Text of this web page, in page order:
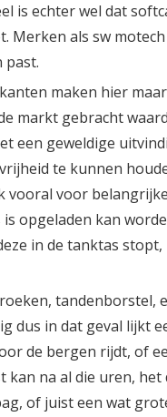
is echter wel dat
Merken als sw
past.
maken hier
markt gebracht
een geweldige
te kunnen
vooral voor
opgeladen kan
in de tanktas stopt,
tandenborstel,
dus in dat geval lijkt
de bergen rijdt, of
na al die uren, het
of juist een wat